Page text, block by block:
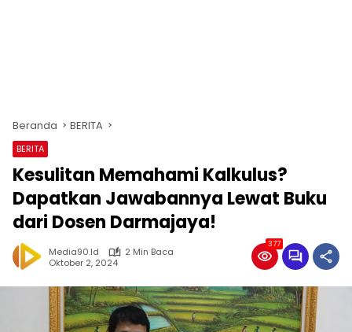
Beranda BERITA
BERITA
Kesulitan Memahami Kalkulus?
Dapatkan Jawabannya Lewat Buku
dari Dosen Darmajaya!
Media90.id
2 Min Baca
Oktober 2, 2024
377